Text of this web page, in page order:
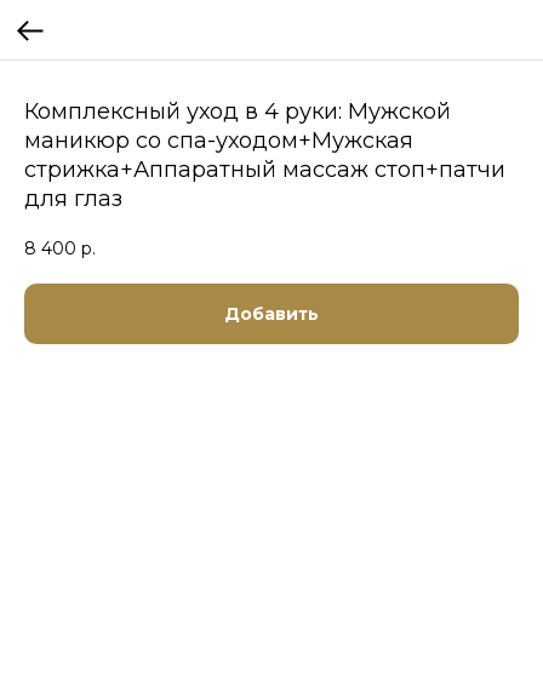
Комплексный уход в 4 руки: Мужской
маникюр со спа-уходом+Мужская
стрижка+Аппаратный массаж стоп+патчи
для глаз
8 400 р.
Добавить